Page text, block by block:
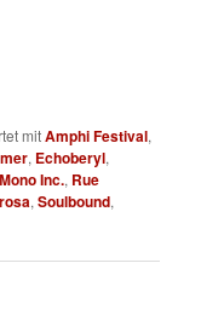
mitAmphi Festival,
, Echoberyl,
Mono Inc., Rue
,Soulbound,